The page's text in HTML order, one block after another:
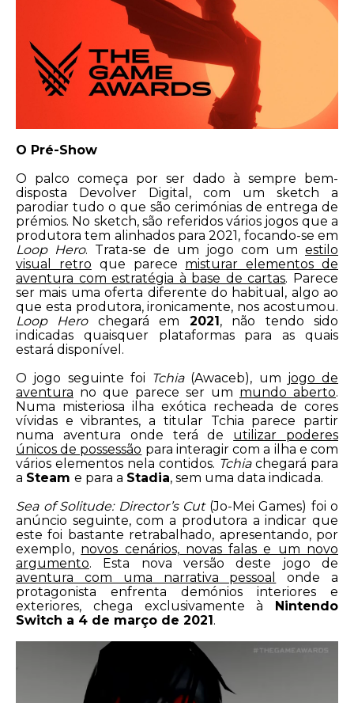
O Pré-Show
O palco começa por ser dado à sempre bem-
disposta Devolver Digital, com um sketch a
parodiar tudo o que são cerimónias de entrega de
prémios. No sketch, são referidos vários jogos que a
produtora tem alinhados para 2021, focando-se em
Loop Hero. Trata-se de um jogo com um estilo
visual retro que parece misturar elementos de
aventura com estratégia à base de cartas. Parece
ser mais uma oferta diferente do habitual, algo ao
que esta produtora, ironicamente, nos acostumou.
Loop Herochegará em 2021 , não tendo sido
indicadas quaisquer plataformas para as quais
estará disponível.
O jogo seguinte foi Tchia(Awaceb), um jogo de
aventura no que parece ser um mundo aberto.
Numa misteriosa ilha exótica recheada de cores
vívidas e vibrantes, a titular Tchia parece partir
numa aventura onde terá de utilizar poderes
únicos de possessão para interagir com a ilha e com
vários elementos nela contidos. Tchiachegará para
a Steam e para a Stadia, sem uma data indicada.
Sea of Solitude: Director’s Cut(Jo-Mei Games) foi o
anúncio seguinte, com a produtora a indicar que
este foi bastante retrabalhado, apresentando, por
exemplo, novos cenários, novas falas e um novo
argumento. Esta nova versão deste jogo de
aventura com uma narrativa pessoal
onde a
protagonista enfrenta demónios interiores e
exteriores, chega exclusivamente à
Nintendo
Switch a 4 de março de 2021 .